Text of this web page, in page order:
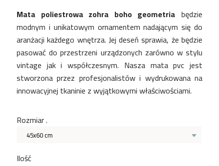
Mata poliestrowa zohra boho geometria będzie
modnym i unikatowym ornamentem nadającym się do
aranżacji każdego wnętrza. Jej deseń sprawia, że będzie
pasować do przestrzeni urządzonych zarówno w stylu
vintage jak i współczesnym. Nasza mata pvc jest
stworzona przez profesjonalistów i wydrukowana na
innowacyjnej tkaninie z wyjątkowymi właściwościami.
Rozmiar .
45x60 cm
Ilość